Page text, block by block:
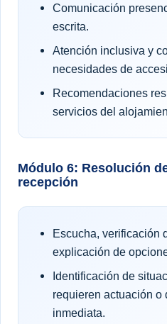
Comunicación
escrita.
Atención inclusiva y
necesidades de
Recomendaciones
servicios del
Módulo 6: Resolución
recepción
Escucha, verificación
explicación de
Identificación de
requieren actuación o
inmediata.